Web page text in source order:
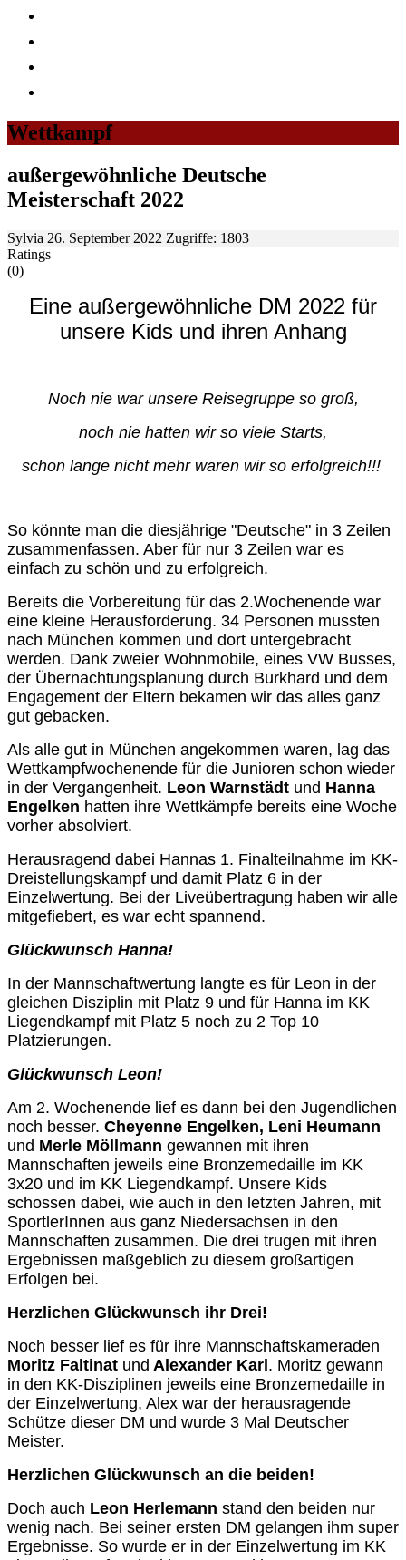
Wettkampf
außergewöhnliche Deutsche
Meisterschaft 2022
Sylvia 26. September 2022 Zugriffe: 1803
Ratings
(0)
Eine außergewöhnliche DM 2022 für
unsere Kids und ihren Anhang
Noch nie war unsere Reisegruppe so groß,
noch nie hatten wir so viele Starts,
schon lange nicht mehr waren wir so erfolgreich!!!
So könnte man die diesjährige "Deutsche" in 3 Zeilen
zusammenfassen. Aber für nur 3 Zeilen war es
einfach zu schön und zu erfolgreich.
Bereits die Vorbereitung für das 2.Wochenende war
eine kleine Herausforderung. 34 Personen mussten
nach München kommen und dort untergebracht
werden. Dank zweier Wohnmobile, eines VW Busses,
der Übernachtungsplanung durch Burkhard und dem
Engagement der Eltern bekamen wir das alles ganz
gut gebacken.
Als alle gut in München angekommen waren, lag das
Wettkampfwochenende für die Junioren schon wieder
in der Vergangenheit. Leon Warnstädt und Hanna
Engelken hatten ihre Wettkämpfe bereits eine Woche
vorher absolviert.
Herausragend dabei Hannas 1. Finalteilnahme im KK-
Dreistellungskampf und damit Platz 6 in der
Einzelwertung. Bei der Liveübertragung haben wir alle
mitgefiebert, es war echt spannend.
Glückwunsch Hanna!
In der Mannschaftwertung langte es für Leon in der
gleichen Disziplin mit Platz 9 und für Hanna im KK
Liegendkampf mit Platz 5 noch zu 2 Top 10
Platzierungen.
Glückwunsch Leon!
Am 2. Wochenende lief es dann bei den Jugendlichen
noch besser. Cheyenne Engelken, Leni Heumann
und Merle Möllmann gewannen mit ihren
Mannschaften jeweils eine Bronzemedaille im KK
3x20 und im KK Liegendkampf. Unsere Kids
schossen dabei, wie auch in den letzten Jahren, mit
SportlerInnen aus ganz Niedersachsen in den
Mannschaften zusammen. Die drei trugen mit ihren
Ergebnissen maßgeblich zu diesem großartigen
Erfolgen bei.
Herzlichen Glückwunsch ihr Drei!
Noch besser lief es für ihre Mannschaftskameraden
Moritz Faltinat und Alexander Karl. Moritz gewann
in den KK-Disziplinen jeweils eine Bronzemedaille in
der Einzelwertung, Alex war der herausragende
Schütze dieser DM und wurde 3 Mal Deutscher
Meister.
Herzlichen Glückwunsch an die beiden!
Doch auch Leon Herlemann stand den beiden nur
wenig nach. Bei seiner ersten DM gelangen ihm super
Ergebnisse. So wurde er in der Einzelwertung im KK